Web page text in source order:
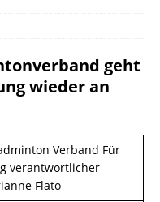
geht
wieder an
Verband Für
verantwortlicher
Flato